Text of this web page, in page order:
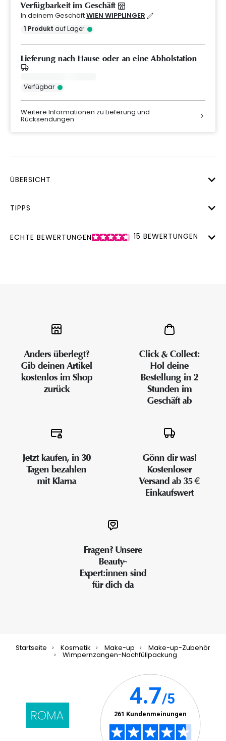
Verfügbarkeit im Geschäft
In deinem GeschäftWIEN WIPPLINGER
1 Produkt auf Lager
Lieferung nach Hause oder an eine Abholstation
Verfügbar
Weitere Informationen zu Lieferung und
Rücksendungen
ÜBERSICHT
TIPPS
ECHTE BEWERTUNGEN 15 BEWERTUNGEN
Anders überlegt?
Gib deinen Artikel
kostenlos im Shop
zurück
Click & Collect:
Hol deine
Bestellung in 2
Stunden im
Geschäft ab
Jetzt kaufen, in 30
Tagen bezahlen
mit Klarna
Gönn dir was!
Kostenloser
Versand ab 35 €
Einkaufswert
Fragen? Unsere
Beauty-
Expert:innen sind
für dich da
Startseite Kosmetik Make-up Make-up-Zubehör
Wimpernzangen-Nachfüllpackung